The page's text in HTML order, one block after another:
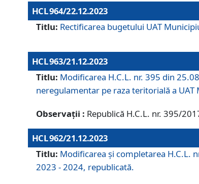
HCL 964/22.12.2023
Titlu: Rectificarea bugetului UAT
HCL 963/21.12.2023
Titlu: Modificarea H.C.L. nr. 395 din
neregulamentar pe raza teritorială a UAT
Observații : Republică H.C.L. nr. 395/
HCL 962/21.12.2023
Titlu: Modificarea și completarea H.C.L.
2023 - 2024, republicată.